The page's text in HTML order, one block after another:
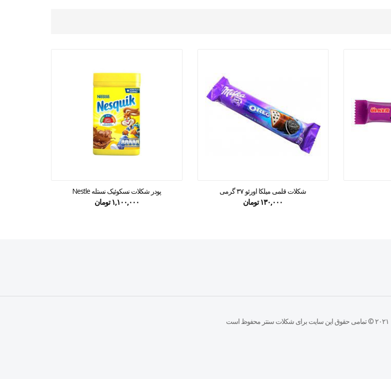
شکلات قلمی میلکا اورئو ۳۷ گرمی
۱۳۰,۰۰۰ تومان
پودر شکلات نسکوئیک نستله Nestle
۱,۱۰۰,۰۰۰ تومان
۲۰۲۱ © تمامی حقوق این سایت برای شکلات سنتر محفوظ است